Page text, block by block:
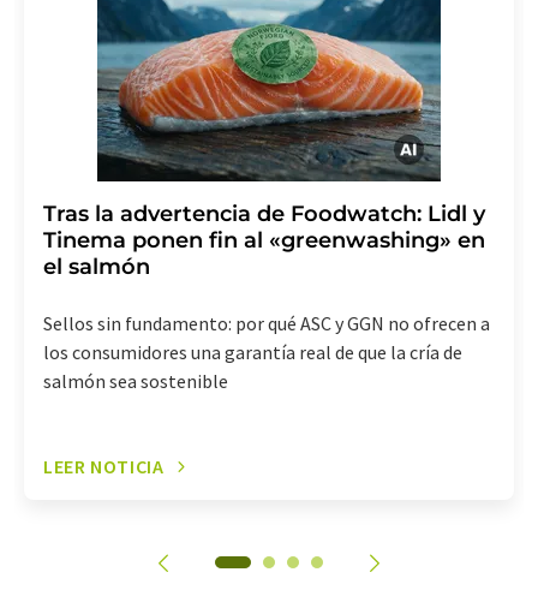
revoke@lumitos.com. Además, en cada correo
electrónico se incluye un enlace para anular la
suscripción al boletín informativo correspondiente.
Tras la advertencia de Foodwatch: Lidl y
Tinema ponen fin al «greenwashing» en
el salmón
Sellos sin fundamento: por qué ASC y GGN no ofrecen a
los consumidores una garantía real de que la cría de
salmón sea sostenible
LEER NOTICIA